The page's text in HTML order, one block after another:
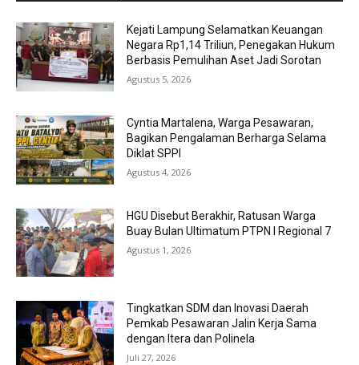
Kejati Lampung Selamatkan Keuangan
Negara Rp1,14 Triliun, Penegakan Hukum
Berbasis Pemulihan Aset Jadi Sorotan
Agustus 5, 2026
Cyntia Martalena, Warga Pesawaran,
Bagikan Pengalaman Berharga Selama
Diklat SPPI
Agustus 4, 2026
HGU Disebut Berakhir, Ratusan Warga
Buay Bulan Ultimatum PTPN I Regional 7
Agustus 1, 2026
Tingkatkan SDM dan Inovasi Daerah
Pemkab Pesawaran Jalin Kerja Sama
dengan Itera dan Polinela
Juli 27, 2026